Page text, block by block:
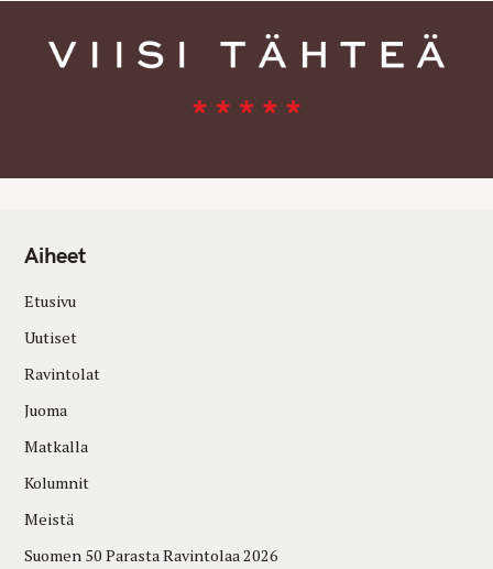
Aiheet
Etusivu
Uutiset
Ravintolat
Juoma
Matkalla
Kolumnit
Meistä
Suomen 50 Parasta Ravintolaa 2026